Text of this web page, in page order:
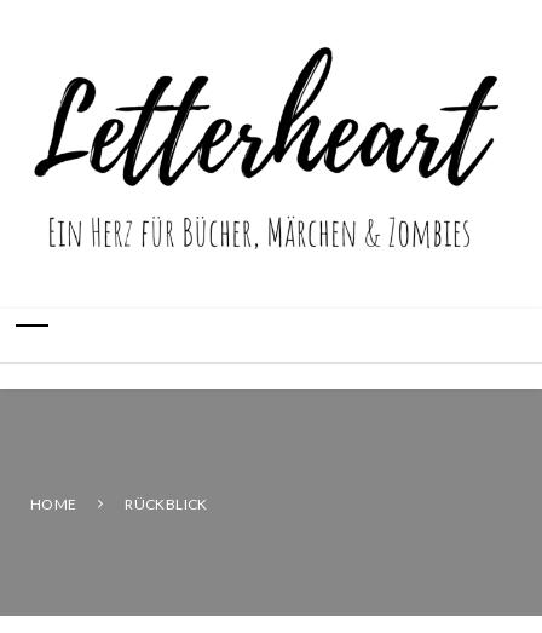
HOME RÜCKBLICK